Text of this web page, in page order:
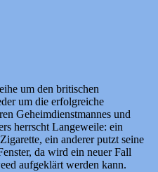
um den britischen
um die erfolgreiche
Geheimdienstmannes und
herrscht Langeweile: ein
ein anderer putzt seine
da wird ein neuer Fall
aufgeklärt werden kann.